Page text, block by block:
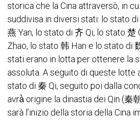
storica che la Cina attraversò, in
suddivisa in diversi stati: lo stato
燕 Yan, lo stato di 齐 Qi, lo stato 楚
Zhao, lo stato 韩 Han e lo stato di
stati erano in lotta per ottenere la
assoluta. A seguito di queste lotte
stato di 秦 Qi, seguito poi dalla
avrà̀ origine la dinastia dei Qin (秦
sarà l’inizio della storia della Cina